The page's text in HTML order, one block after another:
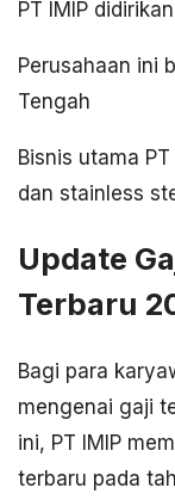
PT IMIP
Perusahaan ini
Tengah
Bisnis utama
dan stainless
Update
Terbaru
Bagi para
mengenai gaji
ini, PT IMIP
terbaru pada